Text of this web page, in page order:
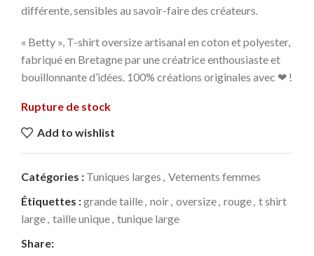
différente, sensibles au savoir-faire des créateurs.
« Betty », T-shirt oversize artisanal en coton et polyester,
fabriqué en Bretagne par une créatrice enthousiaste et
bouillonnante d’idées. 100% créations originales avec ❤ !
Rupture de stock
Add to wishlist
Catégories : Tuniques larges Vetements femmes
Étiquettes :grande taille noir oversize rouge t shirt
large taille unique tunique large
Share: